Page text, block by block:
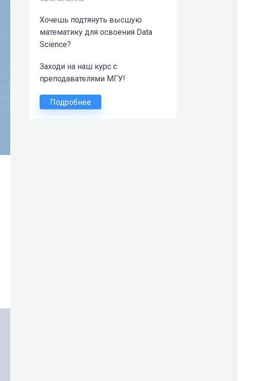
Хочешь подтянуть высшую
математику для освоения Data
Science?
Заходи на наш курс с
преподавателями МГУ!
Подробнее